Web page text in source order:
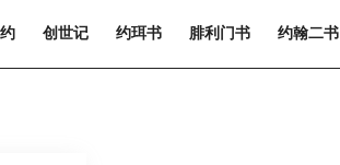
创世记 约珥书 腓利门书 约翰二书